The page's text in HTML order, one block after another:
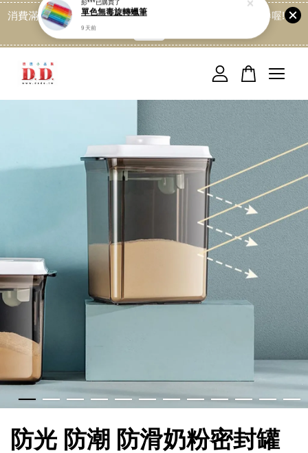
消費滿499免運喔, 記得加LINE:@dede168 領取專屬折扣券喔!
防光 防潮 防滑奶粉密封罐
您的購物車目前還是空的。